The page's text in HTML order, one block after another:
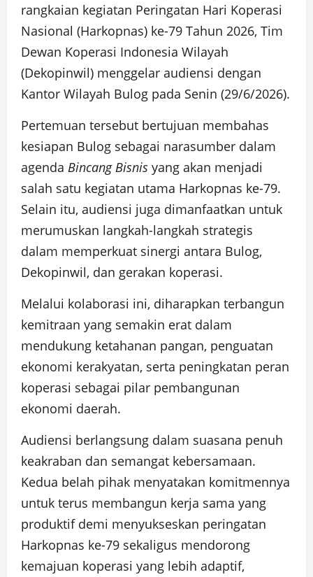
rangkaian kegiatan Peringatan Hari Koperasi
Nasional (Harkopnas) ke-79 Tahun 2026, Tim
Dewan Koperasi Indonesia Wilayah
(Dekopinwil) menggelar audiensi dengan
Kantor Wilayah Bulog pada Senin (29/6/2026).
Pertemuan tersebut bertujuan membahas
kesiapan Bulog sebagai narasumber dalam
agenda Bincang Bisnis yang akan menjadi
salah satu kegiatan utama Harkopnas ke-79.
Selain itu, audiensi juga dimanfaatkan untuk
merumuskan langkah-langkah strategis
dalam memperkuat sinergi antara Bulog,
Dekopinwil, dan gerakan koperasi.
Melalui kolaborasi ini, diharapkan terbangun
kemitraan yang semakin erat dalam
mendukung ketahanan pangan, penguatan
ekonomi kerakyatan, serta peningkatan peran
koperasi sebagai pilar pembangunan
ekonomi daerah.
Audiensi berlangsung dalam suasana penuh
keakraban dan semangat kebersamaan.
Kedua belah pihak menyatakan komitmennya
untuk terus membangun kerja sama yang
produktif demi menyukseskan peringatan
Harkopnas ke-79 sekaligus mendorong
kemajuan koperasi yang lebih adaptif,